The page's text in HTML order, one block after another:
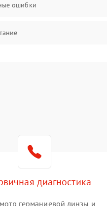
ошибки
проблемы
и интерфейсов
диагностика
германиевой линзы и